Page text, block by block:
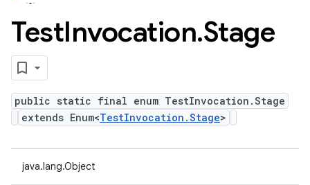
TestInvocation.Stage
public static final enum TestInvocation.Stage
extends Enum<TestInvocation.Stage>
java.lang.Object